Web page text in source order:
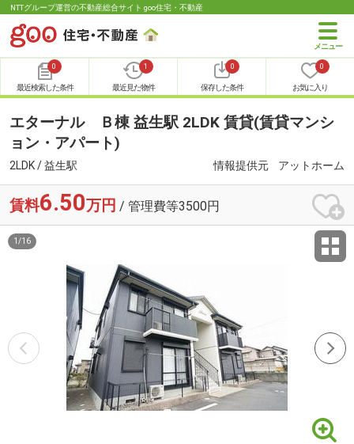
NTTグループ運営の不動産総合サイト goo住宅・不動産
0
最近検索した条件
1
最近見た物件
0
保存した条件
0
お気に入り
エターナル Ｂ棟 益生駅 2LDK 賃貸(賃貸マンシ
ョン・アパート)
2LDK / 益生駅 情報提供元 アットホーム
賃料6.50万円 / 管理費等3500円
1 /16